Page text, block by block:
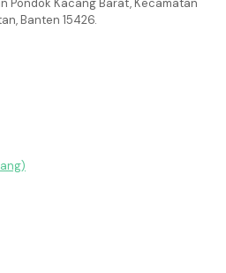
Banten 15426.